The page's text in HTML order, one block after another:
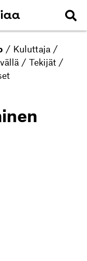
/ Kuluttaja /
/ Tekijät /